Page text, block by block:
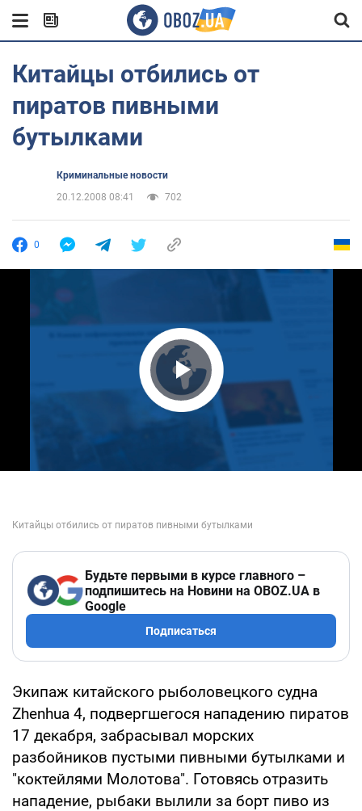
Китайцы отбились от
пиратов пивными
бутылками
Криминальные новости
20.12.2008 08:41
702
0
Play Video
Будьте первыми в курсе главного –
подпишитесь на Новини на OBOZ.UA в
Google
Подписаться
Экипаж китайского рыболовецкого судна
Zhenhua 4, подвергшегося нападению пиратов
17 декабря, забрасывал морских
разбойников пустыми пивными бутылками и
"коктейлями Молотова". Готовясь отразить
нападение, рыбаки вылили за борт пиво из